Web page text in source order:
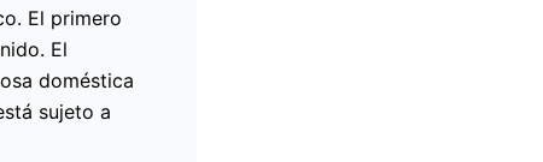
El primero
El
doméstica
sujeto a